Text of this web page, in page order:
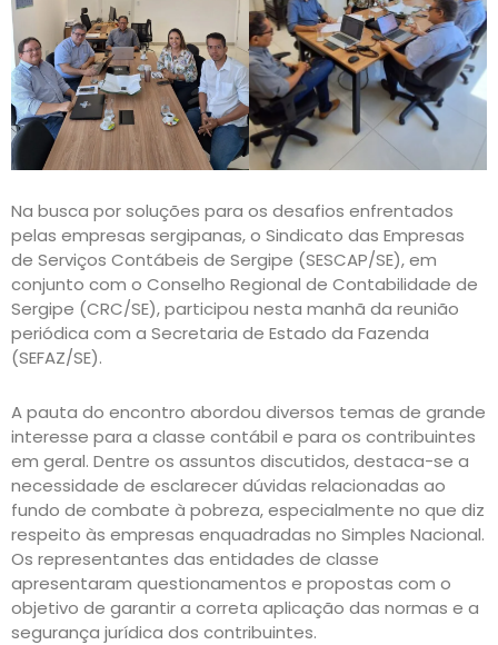
Na busca por soluções para os desafios enfrentados
pelas empresas sergipanas, o Sindicato das Empresas
de Serviços Contábeis de Sergipe (SESCAP/SE), em
conjunto com o Conselho Regional de Contabilidade de
Sergipe (CRC/SE), participou nesta manhã da reunião
periódica com a Secretaria de Estado da Fazenda
(SEFAZ/SE).
A pauta do encontro abordou diversos temas de grande
interesse para a classe contábil e para os contribuintes
em geral. Dentre os assuntos discutidos, destaca-se a
necessidade de esclarecer dúvidas relacionadas ao
fundo de combate à pobreza, especialmente no que diz
respeito às empresas enquadradas no Simples Nacional.
Os representantes das entidades de classe
apresentaram questionamentos e propostas com o
objetivo de garantir a correta aplicação das normas e a
segurança jurídica dos contribuintes.